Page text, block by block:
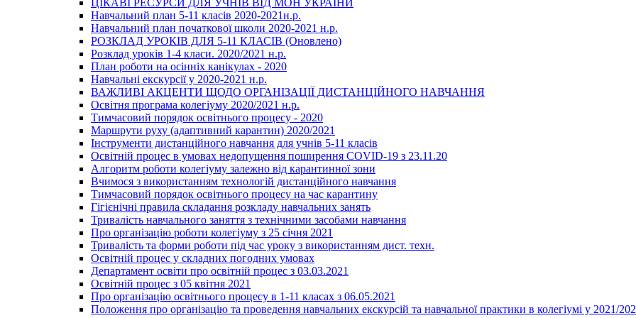
ЦІКАВІ РЕСУРСИ ДЛЯ УЧНІВ ВІД МОН УКРАЇНИ
Навчальний план 5-11 класів 2020-2021н.р.
Навчальний план початкової школи 2020-2021 н.р.
РОЗКЛАД УРОКІВ ДЛЯ 5-11 КЛАСІВ (Оновлено)
Розклад уроків 1-4 класи. 2020/2021 н.р.
План роботи на осінніх канікулах - 2020
Навчальні екскурсії у 2020-2021 н.р.
ВАЖЛИВІ АКЦЕНТИ ЩОДО ОРГАНІЗАЦІЇ ДИСТАНЦІЙНОГО НАВЧАННЯ
Освітня програма колегіуму 2020/2021 н.р.
Тимчасовий порядок освітнього процесу - 2020
Маршрути руху (адаптивний карантин) 2020/2021
Інструменти дистанційного навчання для учнів 5-11 класів
Освітній процес в умовах недопущення поширення COVID-19 з 23.11.20
Алгоритм роботи колегіуму залежно від карантинної зони
Вчимося з використанням технологій дистанційного навчання
Тимчасовий порядок освітнього процесу на час карантину
Гігієнічні правила складання розкладу навчальних занять
Тривалість навчального заняття з технічними засобами навчання
Про організацію роботи колегіуму з 25 січня 2021
Тривалість та форми роботи під час уроку з використанням дист. техн.
Освітній процес у складних погодних умовах
Департамент освіти про освітній процес з 03.03.2021
Освітній процес з 05 квітня 2021
Про організацію освітнього процесу в 1-11 класах з 06.05.2021
Положення про організацію та проведення навчальних екскурсій та навчальної практики в колегіумі у 2021/